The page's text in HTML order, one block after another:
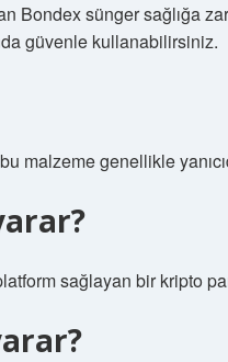
Bondex sünger sağlığa
güvenle kullanabilirsiniz.
malzeme genellikle
sağlayan bir kripto